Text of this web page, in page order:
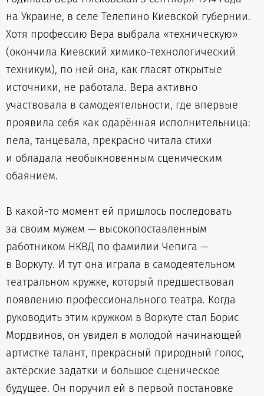
на Украине, в селе Телепино Киевской губернии.
Хотя профессию Вера выбрала «техническую»
(окончила Киевский химико-технологический
техникум), по ней она, как гласят открытые
источники, не работала. Вера активно
участвовала в самодеятельности, где впервые
проявила себя как одарённая исполнительница:
пела, танцевала, прекрасно читала стихи
и обладала необыкновенным сценическим
обаянием.
В какой-то момент ей пришлось последовать
за своим мужем — высокопоставленным
работником НКВД по фамилии Чепига —
в Воркуту. И тут она играла в самодеятельном
театральном кружке, который предшествовал
появлению профессионального театра. Когда
руководить этим кружком в Воркуте стал Борис
Мордвинов, он увидел в молодой начинающей
артистке талант, прекрасный природный голос,
актёрские задатки и большое сценическое
будущее. Он поручил ей в первой постановке